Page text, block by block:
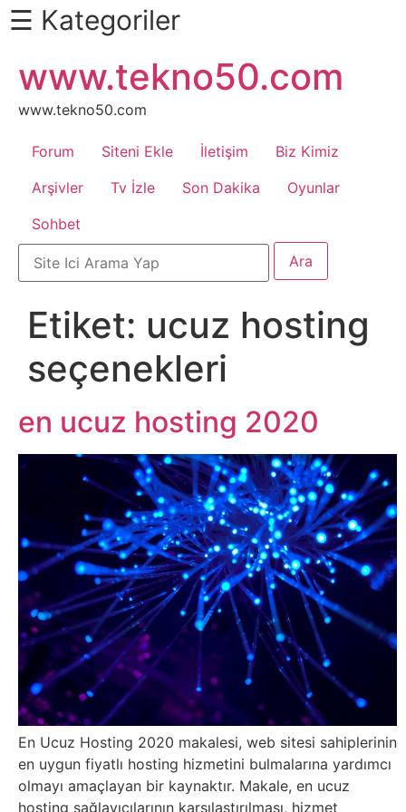
Daha
Fazlası
İçin
Kaydır
Android
Apk
Arabalar
Bankacılık
İşlemleri
Belgesel
Bilgi
Bilgisayar
Bilim
Bitcoin
Bitkiler
Çizgi
Film
Diğer
☰ Kategoriler
atla
www.tekno50.com
www.tekno50.com
Forum Siteni Ekle İletişim
Biz Kimiz
Arşivler
Tv İzle Son Dakika
Oyunlar
Sohbet
Etiket: ucuz hosting
seçenekleri
en ucuz hosting 2020
En Ucuz Hosting 2020 makalesi, web sitesi sahiplerinin
en uygun fiyatlı hosting hizmetini bulmalarına yardımcı
olmayı amaçlayan bir kaynaktır. Makale, en ucuz
hosting sağlayıcılarının karşılaştırılması, hizmet